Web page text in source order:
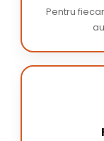
Pentru